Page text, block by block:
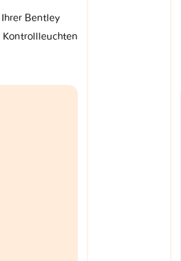
Bentley
Kontrollleuchten